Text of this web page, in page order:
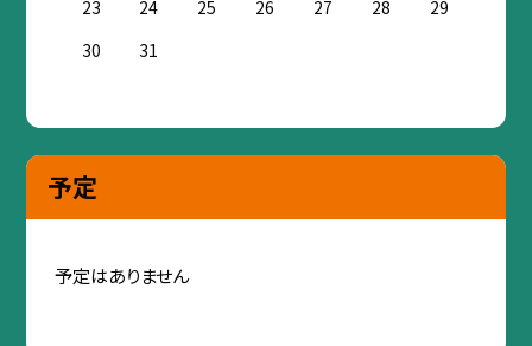
23
24 25 26 27 28
29
30
31
予定
予定はありません